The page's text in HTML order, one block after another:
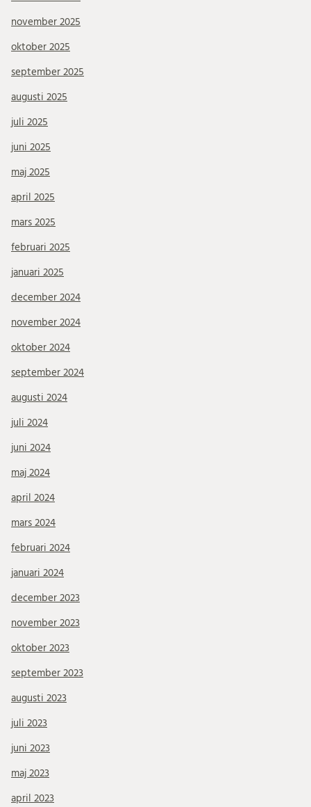
november 2025
oktober 2025
september 2025
augusti 2025
juli 2025
juni 2025
maj 2025
april 2025
mars 2025
februari 2025
januari 2025
december 2024
november 2024
oktober 2024
september 2024
augusti 2024
juli 2024
juni 2024
maj 2024
april 2024
mars 2024
februari 2024
januari 2024
december 2023
november 2023
oktober 2023
september 2023
augusti 2023
juli 2023
juni 2023
maj 2023
april 2023